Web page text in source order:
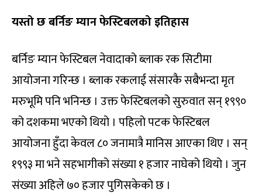
यस्तो छ बर्निङ म्यान फेस्टिबलको इतिहास
बर्निङ म्यान फेस्टिबल नेवादाको ब्लाक रक सिटीमा
आयोजना गरिन्छ । ब्लाक रकलाई संसारकै सबैभन्दा मृत
मरुभूमि पनि भनिन्छ । उक्त फेस्टिबलको सुरुवात सन् १९९०
को दशकमा भएको थियो । पहिलो पटक फेस्टिबल
आयोजना हुँदा केवल ८० जनामात्रै मानिस आएका थिए । सन्
१९९३ मा भने सहभागीको संख्या १ हजार नाघेको थियो । जुन
संख्या अहिले ७० हजार पुगिसकेको छ ।